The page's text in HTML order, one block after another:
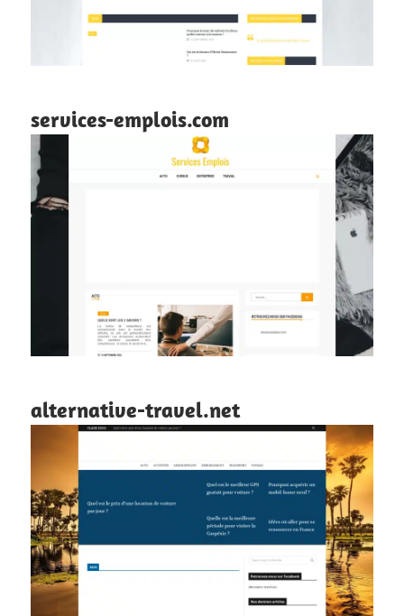
services-emplois.com
alternative-travel.net